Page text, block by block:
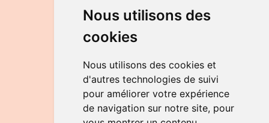
Nous utilisons des
cookies
Nous utilisons des cookies et
d'autres technologies de suivi
pour améliorer votre expérience
de navigation sur notre site, pour
DU LUNDI AU VENDREDI
de 9h à 12h30 et de 14h à 18h
LE SAMEDI
de 9h à 12h30
NOUS CONTACTER